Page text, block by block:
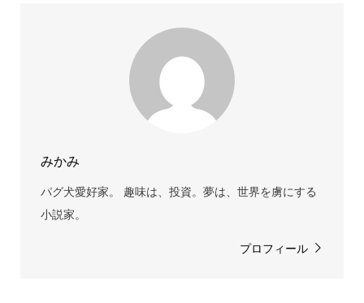
みかみ
パグ犬愛好家。 趣味は、投資。夢は、世界を虜にする
小説家。
プロフィール